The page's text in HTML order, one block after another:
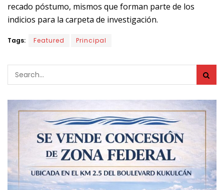
recado póstumo, mismos que forman parte de los
indicios para la carpeta de investigación.
Tags: Featured Principal